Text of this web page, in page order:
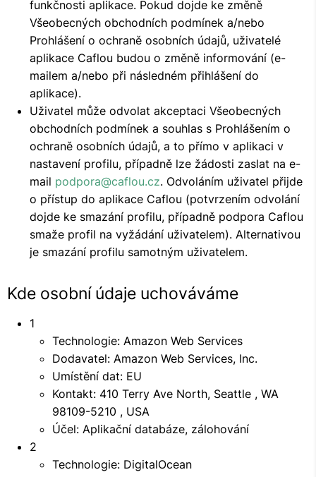
funkčnosti aplikace. Pokud dojde ke změně
Všeobecných obchodních podmínek a/nebo
Prohlášení o ochraně osobních údajů, uživatelé
aplikace Caflou budou o změně informování (e-
mailem a/nebo při následném přihlášení do
aplikace).
Uživatel může odvolat akceptaci Všeobecných
obchodních podmínek a souhlas s Prohlášením o
ochraně osobních údajů, a to přímo v aplikaci v
nastavení profilu, případně lze žádosti zaslat na e-
mail podpora@caflou.cz. Odvoláním uživatel přijde
o přístup do aplikace Caflou (potvrzením odvolání
dojde ke smazání profilu, případně podpora Caflou
smaže profil na vyžádání uživatelem). Alternativou
je smazání profilu samotným uživatelem.
Kde osobní údaje uchováváme
1
Technologie: Amazon Web Services
Dodavatel: Amazon Web Services, Inc.
Umístění dat: EU
Kontakt: 410 Terry Ave North, Seattle , WA
98109-5210 , USA
Účel: Aplikační databáze, zálohování
2
Technologie: DigitalOcean